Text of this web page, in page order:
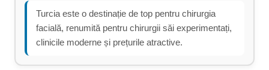
Turcia este o destinație de top pentru chirurgia
facială, renumită pentru chirurgii săi experimentați,
clinicile moderne și prețurile atractive.